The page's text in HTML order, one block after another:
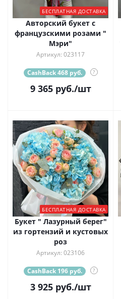
БЕСПЛАТНАЯ ДОСТАВКА
Авторский букет с
французскими розами "
Мэри"
Артикул: 023117
CashBack 468 руб. ?
9 365руб./шт
БЕСПЛАТНАЯ ДОСТАВКА
Букет " Лазурный берег"
из гортензий и кустовых
роз
Артикул: 023106
CashBack 196 руб. ?
3 925руб./шт